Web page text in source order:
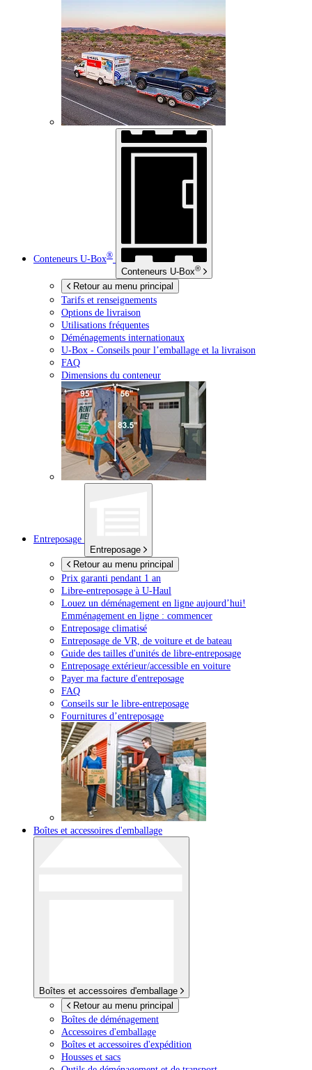
Conteneurs U-Box®
Conteneurs U-Box®
Retour au menu principal
Tarifs et renseignements
Options de livraison
Utilisations fréquentes
Déménagements internationaux
U-Box - Conseils pour l’emballage et la livraison
FAQ
Dimensions du conteneur
Entreposage
Entreposage
Retour au menu principal
Prix garanti pendant 1 an
Libre-entreposage à U-Haul
Louez un déménagement en ligne aujourd’hui!
Emménagement en ligne : commencer
Entreposage climatisé
Entreposage de VR, de voiture et de bateau
Guide des tailles d'unités de libre-entreposage
Entreposage extérieur/accessible en voiture
Payer ma facture d'entreposage
FAQ
Conseils sur le libre-entreposage
Fournitures d’entreposage
Boîtes et accessoires d'emballage
Boîtes et accessoires d'emballage
Retour au menu principal
Boîtes de déménagement
Accessoires d'emballage
Boîtes et accessoires d'expédition
Housses et sacs